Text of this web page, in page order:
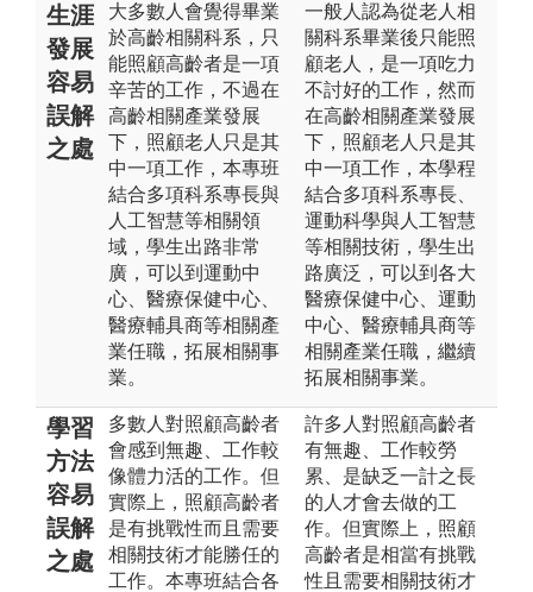
生涯
發展
容易
誤解
之處
大多數人會覺得畢業
於高齡相關科系，只
能照顧高齡者是一項
辛苦的工作，不過在
高齡相關產業發展
下，照顧老人只是其
中一項工作，本專班
結合多項科系專長與
人工智慧等相關領
域，學生出路非常
廣，可以到運動中
心、醫療保健中心、
醫療輔具商等相關產
業任職，拓展相關事
業。
一般人認為從老人相
關科系畢業後只能照
顧老人，是一項吃力
不討好的工作，然而
在高齡相關產業發展
下，照顧老人只是其
中一項工作，本學程
結合多項科系專長、
運動科學與人工智慧
等相關技術，學生出
路廣泛，可以到各大
醫療保健中心、運動
中心、醫療輔具商等
相關產業任職，繼續
拓展相關事業。
學習
方法
容易
誤解
之處
多數人對照顧高齡者
會感到無趣、工作較
像體力活的工作。但
實際上，照顧高齡者
是有挑戰性而且需要
相關技術才能勝任的
工作。本專班結合各
許多人對照顧高齡者
有無趣、工作較勞
累、是缺乏一計之長
的人才會去做的工
作。但實際上，照顧
高齡者是相當有挑戰
性且需要相關技術才